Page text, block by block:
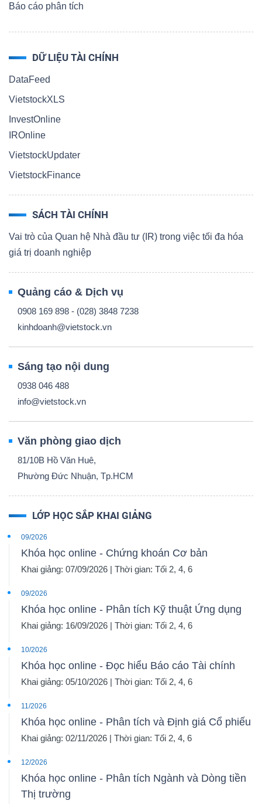
Báo cáo phân tích
DỮ LIỆU TÀI CHÍNH
DataFeed
VietstockXLS
InvestOnline
IROnline
VietstockUpdater
VietstockFinance
SÁCH TÀI CHÍNH
Vai trò của Quan hệ Nhà đầu tư (IR) trong việc tối đa hóa
giá trị doanh nghiệp
Quảng cáo & Dịch vụ
0908 169 898 - (028) 3848 7238
kinhdoanh@vietstock.vn
Sáng tạo nội dung
0938 046 488
info@vietstock.vn
Văn phòng giao dịch
81/10B Hồ Văn Huê,
Phường Đức Nhuận, Tp.HCM
LỚP HỌC SẮP KHAI GIẢNG
09/2026
Khóa học online - Chứng khoán Cơ bản
Khai giảng: 07/09/2026 | Thời gian: Tối 2, 4, 6
09/2026
Khóa học online - Phân tích Kỹ thuật Ứng dụng
Khai giảng: 16/09/2026 | Thời gian: Tối 2, 4, 6
10/2026
Khóa học online - Đọc hiểu Báo cáo Tài chính
Khai giảng: 05/10/2026 | Thời gian: Tối 2, 4, 6
11/2026
Khóa học online - Phân tích và Định giá Cổ phiếu
Khai giảng: 02/11/2026 | Thời gian: Tối 2, 4, 6
12/2026
Khóa học online - Phân tích Ngành và Dòng tiền
Thị trường